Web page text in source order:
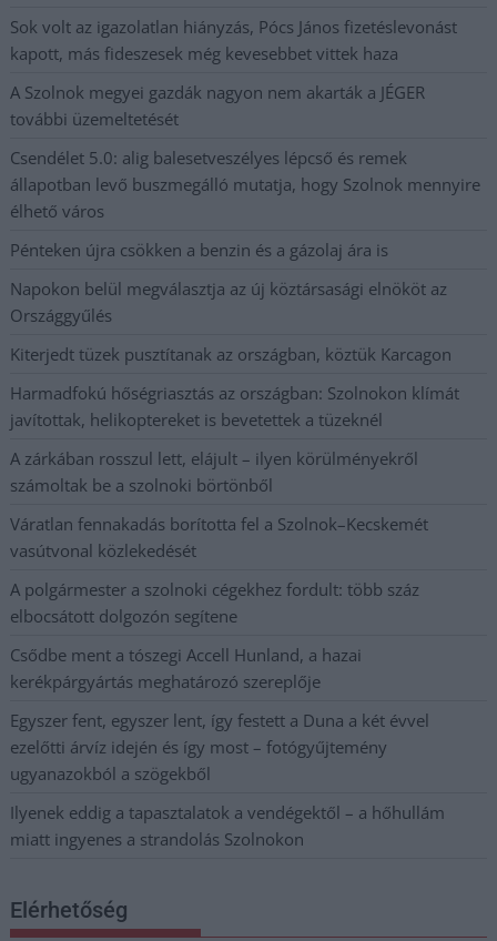
Sok volt az igazolatlan hiányzás, Pócs János fizetéslevonást
kapott, más fideszesek még kevesebbet vittek haza
A Szolnok megyei gazdák nagyon nem akarták a JÉGER
további üzemeltetését
Csendélet 5.0: alig balesetveszélyes lépcső és remek
állapotban levő buszmegálló mutatja, hogy Szolnok mennyire
élhető város
Pénteken újra csökken a benzin és a gázolaj ára is
Napokon belül megválasztja az új köztársasági elnököt az
Országgyűlés
Kiterjedt tüzek pusztítanak az országban, köztük Karcagon
Harmadfokú hőségriasztás az országban: Szolnokon klímát
javítottak, helikoptereket is bevetettek a tüzeknél
A zárkában rosszul lett, elájult – ilyen körülményekről
számoltak be a szolnoki börtönből
Váratlan fennakadás borította fel a Szolnok–Kecskemét
vasútvonal közlekedését
A polgármester a szolnoki cégekhez fordult: több száz
elbocsátott dolgozón segítene
Csődbe ment a tószegi Accell Hunland, a hazai
kerékpárgyártás meghatározó szereplője
Egyszer fent, egyszer lent, így festett a Duna a két évvel
ezelőtti árvíz idején és így most – fotógyűjtemény
ugyanazokból a szögekből
Ilyenek eddig a tapasztalatok a vendégektől – a hőhullám
miatt ingyenes a strandolás Szolnokon
Elérhetőség